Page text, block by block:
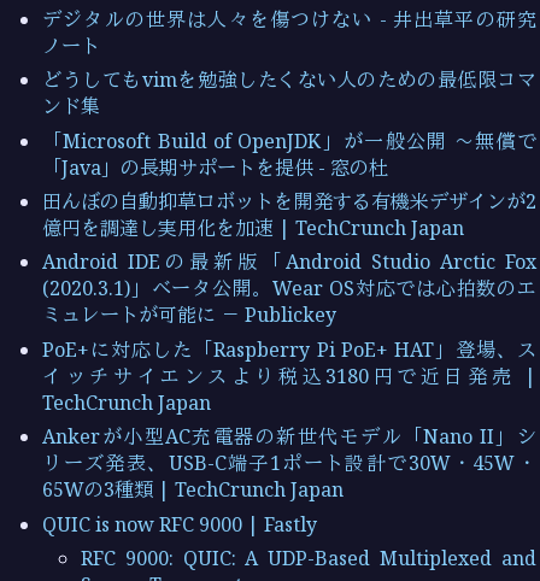
デジタルの世界は人々を傷つけない - 井出草平の研究
ノート
どうしてもvimを勉強したくない人のための最低限コマ
ンド集
「Microsoft Build of OpenJDK」が一般公開 ～無償で
「Java」の長期サポートを提供 - 窓の杜
田んぼの自動抑草ロボットを開発する有機米デザインが2
億円を調達し実用化を加速 | TechCrunch Japan
Android IDEの最新版「Android Studio Arctic Fox
(2020.3.1)」ベータ公開。Wear OS対応では心拍数のエ
ミュレートが可能に － Publickey
PoE+に対応した「Raspberry Pi PoE+ HAT」登場、ス
イッチサイエンスより税込3180円で近日発売 |
TechCrunch Japan
Ankerが小型AC充電器の新世代モデル「Nano II」シ
リーズ発表、USB-C端子1ポート設計で30W・45W・
65Wの3種類 | TechCrunch Japan
QUIC is now RFC 9000 | Fastly
RFC 9000: QUIC: A UDP-Based Multiplexed and